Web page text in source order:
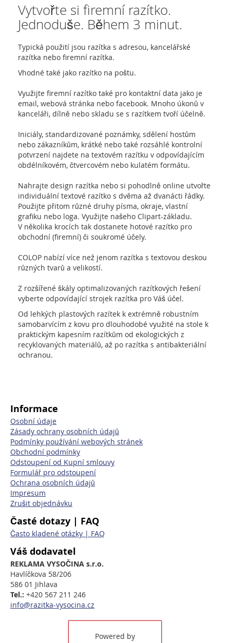
Vytvořte si firemní razítko.
Jednoduše. Během 3 minut.
Typická použití jsou razítka s adresou, kancelářské
razítka nebo firemní razítka.
Vhodné také jako razítko na poštu.
Využijte firemní razítko také pro kontaktní data jako je
email, webová stránka nebo facebook. Mnoho úkonů v
kanceláři, dílně nebo skladu se s razítkem tvoří účelně.
Iniciály, standardizované poznámky, sdělení hostům
nebo zákazníkům, krátké nebo také rozsáhlé kontrolní
potvrzení najdete na textovém razítku v odpovídajícím
obdélníkovém, čtvercovém nebo kulatém formátu.
Nahrajte design razítka nebo si pohodlně online utvořte
individuální textové razítko s dvěma až dvanácti řádky.
Použijte přitom různé druhy písma, okraje, vlastní
grafiku nebo loga. Využijte našeho Clipart-základu.
V několika krocích tak dostanete hotové razítko pro
obchodní (firemní) či soukromé účely.
COLOP nabízí více než jenom razítka s textovou deskou
různých tvarů a velikostí.
Z rozšířené škály optimalizovaných razítkových řešení
vyberte odpovídající strojek razítka pro Váš účel.
Od lehkých plastových razítek k extrémně robustním
samobarvícím z kovu pro dlouhodobé využité na stole k
praktickým kapesním razítkům od ekologických z
recyklovaných materiálů, až po razítka s antibakteriální
ochranou.
Informace
Osobní údaje
Zásady ochrany osobních údajů
Podmínky používání webových stránek
Obchodní podmínky
Odstoupení od Kupní smlouvy
Formulář pro odstoupení
Ochrana osobních údajů
Impresum
Zrušit objednávku
Časté dotazy | FAQ
Často kladené otázky | FAQ
Váš dodavatel
REKLAMA VYSOČINA s.r.o.
Havlíčkova 58/206
586 01 Jihlava
Tel.: +420 567 211 246
info@razitka-vysocina.cz
Powered by